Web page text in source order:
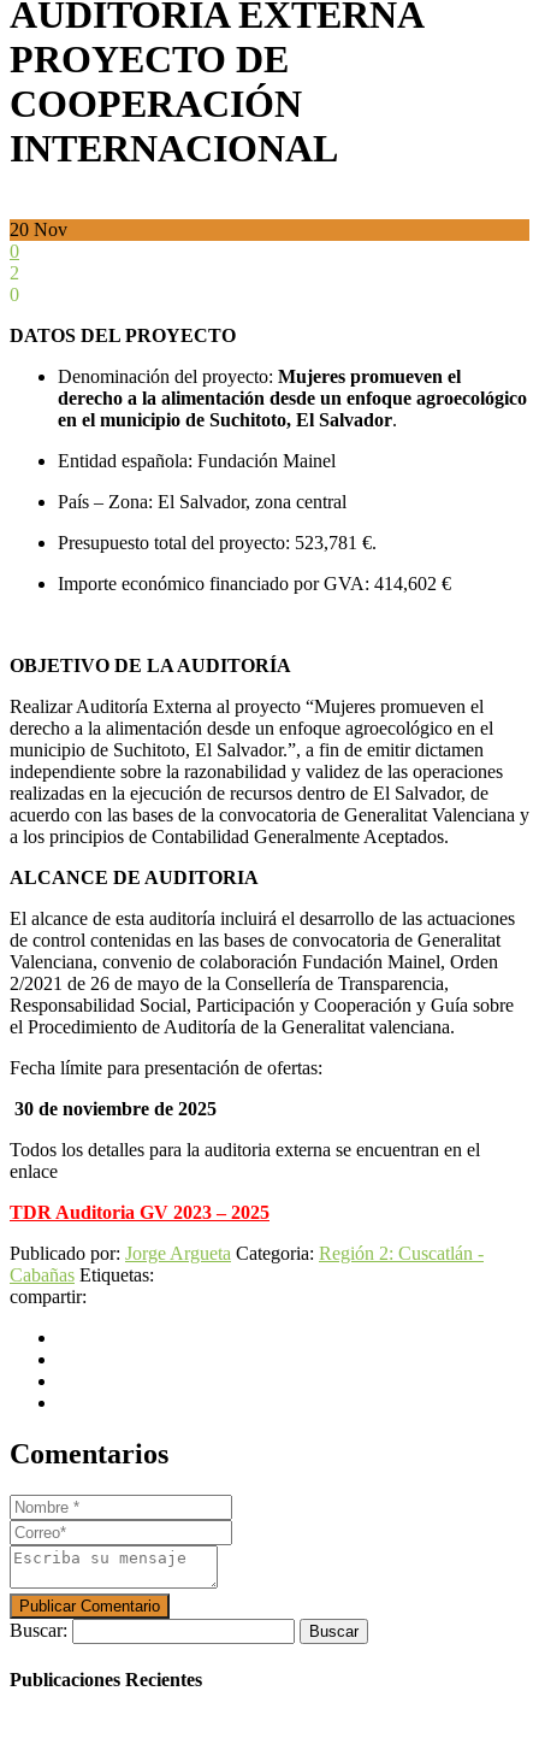
AUDITORIA EXTERNA
PROYECTO DE
COOPERACIÓN
INTERNACIONAL
20 Nov
0
2
0
DATOS DEL PROYECTO
Denominación del proyecto: Mujeres promueven el
derecho a la alimentación desde un enfoque agroecológico
en el municipio de Suchitoto, El Salvador.
Entidad española: Fundación Mainel
País – Zona: El Salvador, zona central
Presupuesto total del proyecto: 523,781 €.
Importe económico financiado por GVA: 414,602 €
OBJETIVO DE LA AUDITORÍA
Realizar Auditoría Externa al proyecto “Mujeres promueven el
derecho a la alimentación desde un enfoque agroecológico en el
municipio de Suchitoto, El Salvador.”, a fin de emitir dictamen
independiente sobre la razonabilidad y validez de las operaciones
realizadas en la ejecución de recursos dentro de El Salvador, de
acuerdo con las bases de la convocatoria de Generalitat Valenciana y
a los principios de Contabilidad Generalmente Aceptados.
ALCANCE DE AUDITORIA
El alcance de esta auditoría incluirá el desarrollo de las actuaciones
de control contenidas en las bases de convocatoria de Generalitat
Valenciana, convenio de colaboración Fundación Mainel, Orden
2/2021 de 26 de mayo de la Consellería de Transparencia,
Responsabilidad Social, Participación y Cooperación y Guía sobre
el Procedimiento de Auditoría de la Generalitat valenciana.
Fecha límite para presentación de ofertas:
30 de noviembre de 2025
Todos los detalles para la auditoria externa se encuentran en el
enlace
TDR Auditoria GV 2023 – 2025
Publicado por: Jorge Argueta Categoria: Región 2: Cuscatlán -
Cabañas Etiquetas:
compartir:
Comentarios
Buscar:
Publicaciones Recientes